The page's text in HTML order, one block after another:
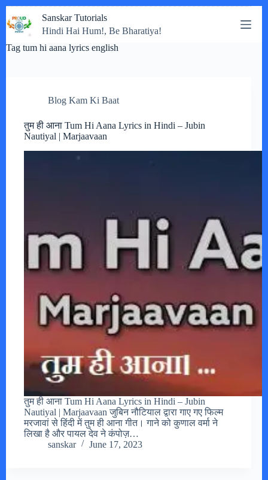
to
content
Sanskar Tutorials
Hindi Hai Hum!, Be Bharatiya!
Tag tum hi aana lyrics english
Blog Kam Ki Baat
तुम ही आना Tum Hi Aana Lyrics in Hindi – Jubin
Nautiyal | Marjaavaan
तुम ही आना Tum Hi Aana Lyrics in Hindi – Jubin
Nautiyal | Marjaavaan जुबिन नौटियाल द्वारा गाए गए फिल्म
मरजावां से हिंदी में तुम ही आना गीत। गाने को कुणाल वर्मा ने
लिखा है और पायल देव ने कंपोज़…
sanskar
June 17, 2023